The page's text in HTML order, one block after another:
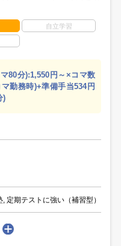
自立学習
80分):1,550円～×コマ数
勤務時)+準備手当534円
)
定期テストに強い（補習型）